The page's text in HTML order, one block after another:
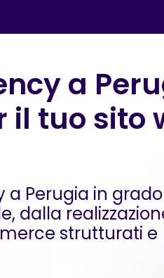
a
tuo sito
Perugia in
dalla
strutturati e